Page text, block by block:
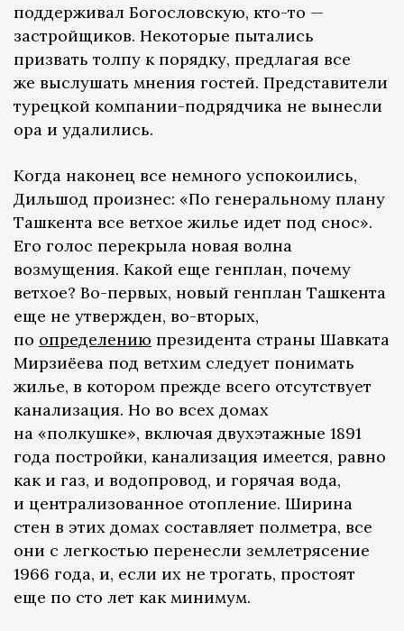
поддерживал Богословскую, кто-то —
застройщиков. Некоторые пытались
призвать толпу к порядку, предлагая все
же выслушать мнения гостей. Представители
турецкой компании-подрядчика не вынесли
ора и удалились.
Когда наконец все немного успокоились,
Дильшод произнес: «По генеральному плану
Ташкента все ветхое жилье идет под снос».
Его голос перекрыла новая волна
возмущения. Какой еще генплан, почему
ветхое? Во-первых, новый генплан Ташкента
еще не утвержден, во-вторых,
по определению президента страны Шавката
Мирзиёева под ветхим следует понимать
жилье, в котором прежде всего отсутствует
канализация. Но во всех домах
на «полкушке», включая двухэтажные 1891
года постройки, канализация имеется, равно
как и газ, и водопровод, и горячая вода,
и централизованное отопление. Ширина
стен в этих домах составляет полметра, все
они с легкостью перенесли землетрясение
1966 года, и, если их не трогать, простоят
еще по сто лет как минимум.